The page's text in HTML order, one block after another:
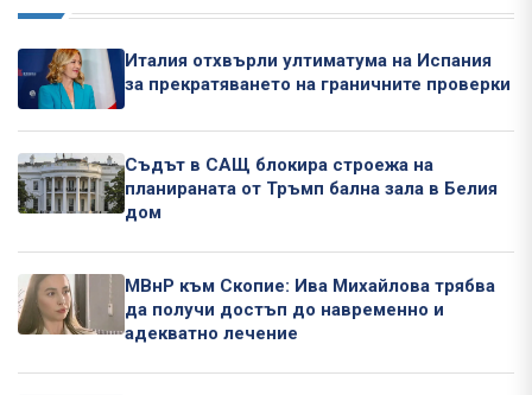
Италия отхвърли ултиматума на Испания
за прекратяването на граничните проверки
Съдът в САЩ блокира строежа на
планираната от Тръмп бална зала в Белия
дом
МВнР към Скопие: Ива Михайлова трябва
да получи достъп до навременно и
адекватно лечение